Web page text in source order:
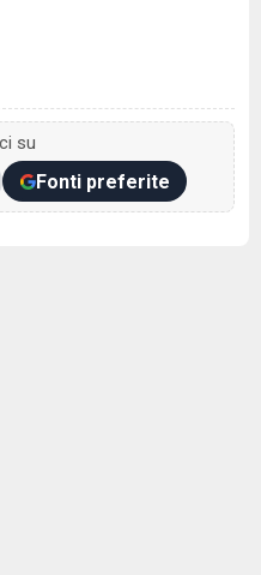
su
Fonti preferite